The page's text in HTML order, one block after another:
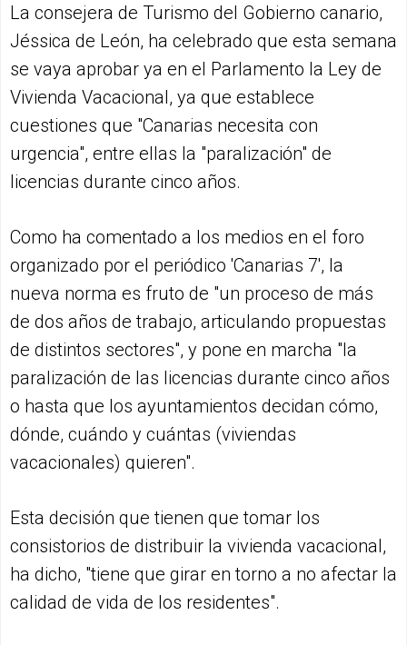
La consejera de Turismo del Gobierno canario,
Jéssica de León, ha celebrado que esta semana
se vaya aprobar ya en el Parlamento la Ley de
Vivienda Vacacional, ya que establece
cuestiones que "Canarias necesita con
urgencia", entre ellas la "paralización" de
licencias durante cinco años.
Como ha comentado a los medios en el foro
organizado por el periódico 'Canarias 7', la
nueva norma es fruto de "un proceso de más
de dos años de trabajo, articulando propuestas
de distintos sectores", y pone en marcha "la
paralización de las licencias durante cinco años
o hasta que los ayuntamientos decidan cómo,
dónde, cuándo y cuántas (viviendas
vacacionales) quieren".
Esta decisión que tienen que tomar los
consistorios de distribuir la vivienda vacacional,
ha dicho, "tiene que girar en torno a no afectar la
calidad de vida de los residentes".